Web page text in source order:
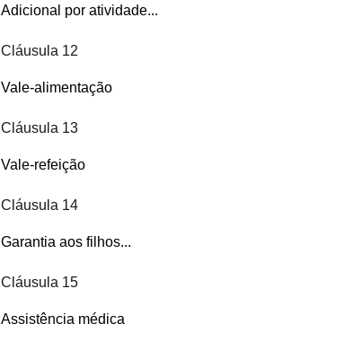
Adicional por atividade...
Cláusula 12
Vale-alimentação
Cláusula 13
Vale-refeição
Cláusula 14
Garantia aos filhos...
Cláusula 15
Assistência médica